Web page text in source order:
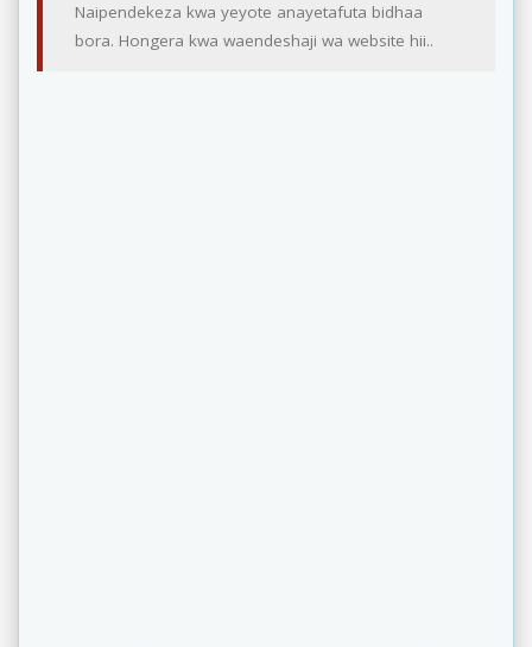
Naipendekeza kwa yeyote anayetafuta bidhaa
bora. Hongera kwa waendeshaji wa website hii..